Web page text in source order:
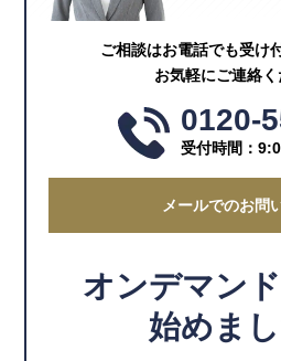
ご相談はお電話でも受け
お気軽にご連絡く
0120-
受付時間：
メールでのお問
オンデマン
始めまし